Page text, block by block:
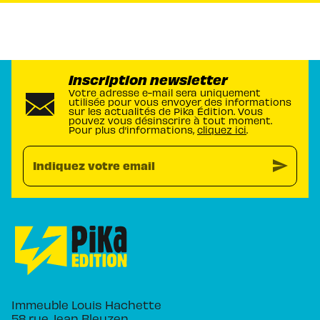
Inscription newsletter
Votre adresse e-mail sera uniquement
utilisée pour vous envoyer des informations
sur les actualités de Pika Édition. Vous
pouvez vous désinscrire à tout moment.
Pour plus d’informations, cliquez ici.
Indiquez votre email send
Immeuble Louis Hachette